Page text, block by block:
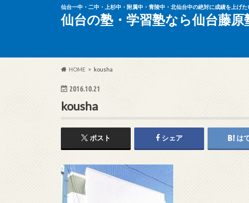
仙台一中・二中・上杉中・附属中・青陵中・北仙台中の絶対に成績を上げた
仙台の塾・学習塾なら仙台藤原
HOME kousha
2016.10.21
kousha
ポスト シェア は